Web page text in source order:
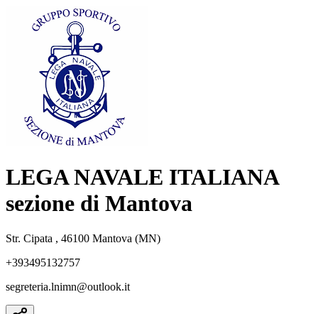
LEGA NAVALE ITALIANA
sezione di Mantova
Str. Cipata , 46100 Mantova (MN)
+393495132757
segreteria.lnimn@outlook.it